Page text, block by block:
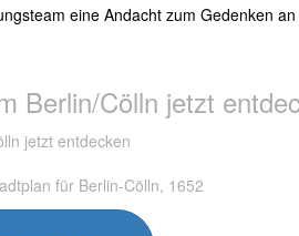
eine Andacht zum Gedenken
Berlin/Cölln jetzt
für Berlin-Cölln, 1652